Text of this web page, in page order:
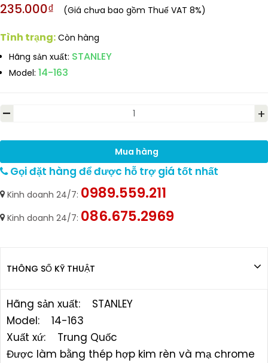
235.000₫ (Giá chưa bao gồm Thuế VAT 8%)
Tình trạng: Còn hàng
Hãng sản xuất: STANLEY
Model: 14-163
- +
Mua hàng
Gọi đặt hàng để được hỗ trợ giá tốt nhất
Kinh doanh 24/7: 0989.559.211
Kinh doanh 24/7: 086.675.2969
THÔNG SỐ KỸ THUẬT
Hãng sản xuất: STANLEY
Model: 14-163
Xuất xứ: Trung Quốc
Được làm bằng thép hợp kim rèn và mạ chrome